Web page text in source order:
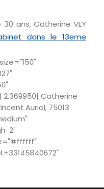
ans, Catherine VEY
dans le 13eme
Catherine
Auriol, 75013
2"